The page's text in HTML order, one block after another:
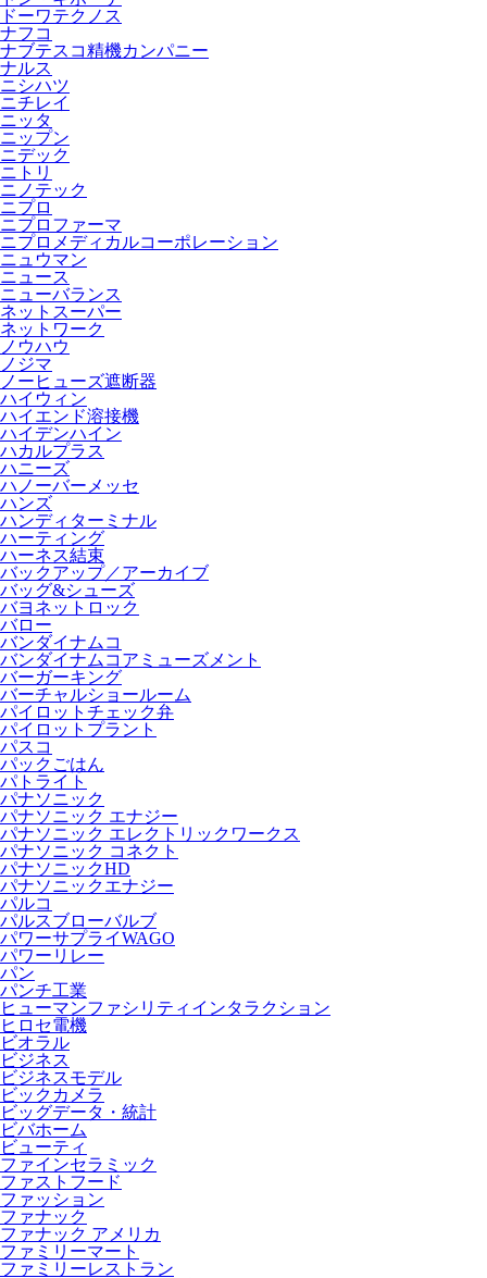
ドーワテクノス
ナフコ
ナブテスコ精機カンパニー
ナルス
ニシハツ
ニチレイ
ニッタ
ニップン
ニデック
ニトリ
ニノテック
ニプロ
ニプロファーマ
ニプロメディカルコーポレーション
ニュウマン
ニュース
ニューバランス
ネットスーパー
ネットワーク
ノウハウ
ノジマ
ノーヒューズ遮断器
ハイウィン
ハイエンド溶接機
ハイデンハイン
ハカルプラス
ハニーズ
ハノーバーメッセ
ハンズ
ハンディターミナル
ハーティング
ハーネス結束
バックアップ／アーカイブ
バッグ&シューズ
バヨネットロック
バロー
バンダイナムコ
バンダイナムコアミューズメント
バーガーキング
バーチャルショールーム
パイロットチェック弁
パイロットプラント
パスコ
パックごはん
パトライト
パナソニック
パナソニック エナジー
パナソニック エレクトリックワークス
パナソニック コネクト
パナソニックHD
パナソニックエナジー
パルコ
パルスブローバルブ
パワーサプライWAGO
パワーリレー
パン
パンチ工業
ヒューマンファシリティインタラクション
ヒロセ電機
ビオラル
ビジネス
ビジネスモデル
ビックカメラ
ビッグデータ・統計
ビバホーム
ビューティ
ファインセラミック
ファストフード
ファッション
ファナック
ファナック アメリカ
ファミリーマート
ファミリーレストラン